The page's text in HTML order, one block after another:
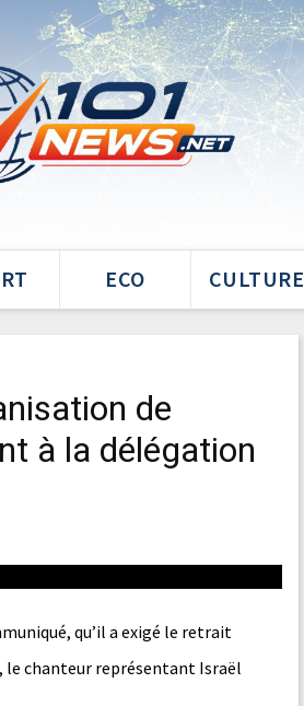
ECO CULTURE
de
à la délégation
qu’il a exigé le retrait
chanteur représentant Israël